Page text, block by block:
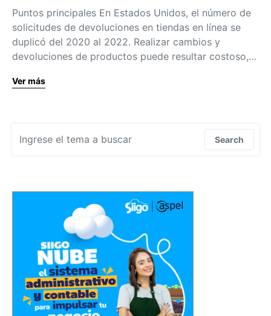
Puntos principales En Estados Unidos, el número de
solicitudes de devoluciones en tiendas en línea se
duplicó del 2020 al 2022. Realizar cambios y
devoluciones de productos puede resultar costoso,…
Ver más
Search